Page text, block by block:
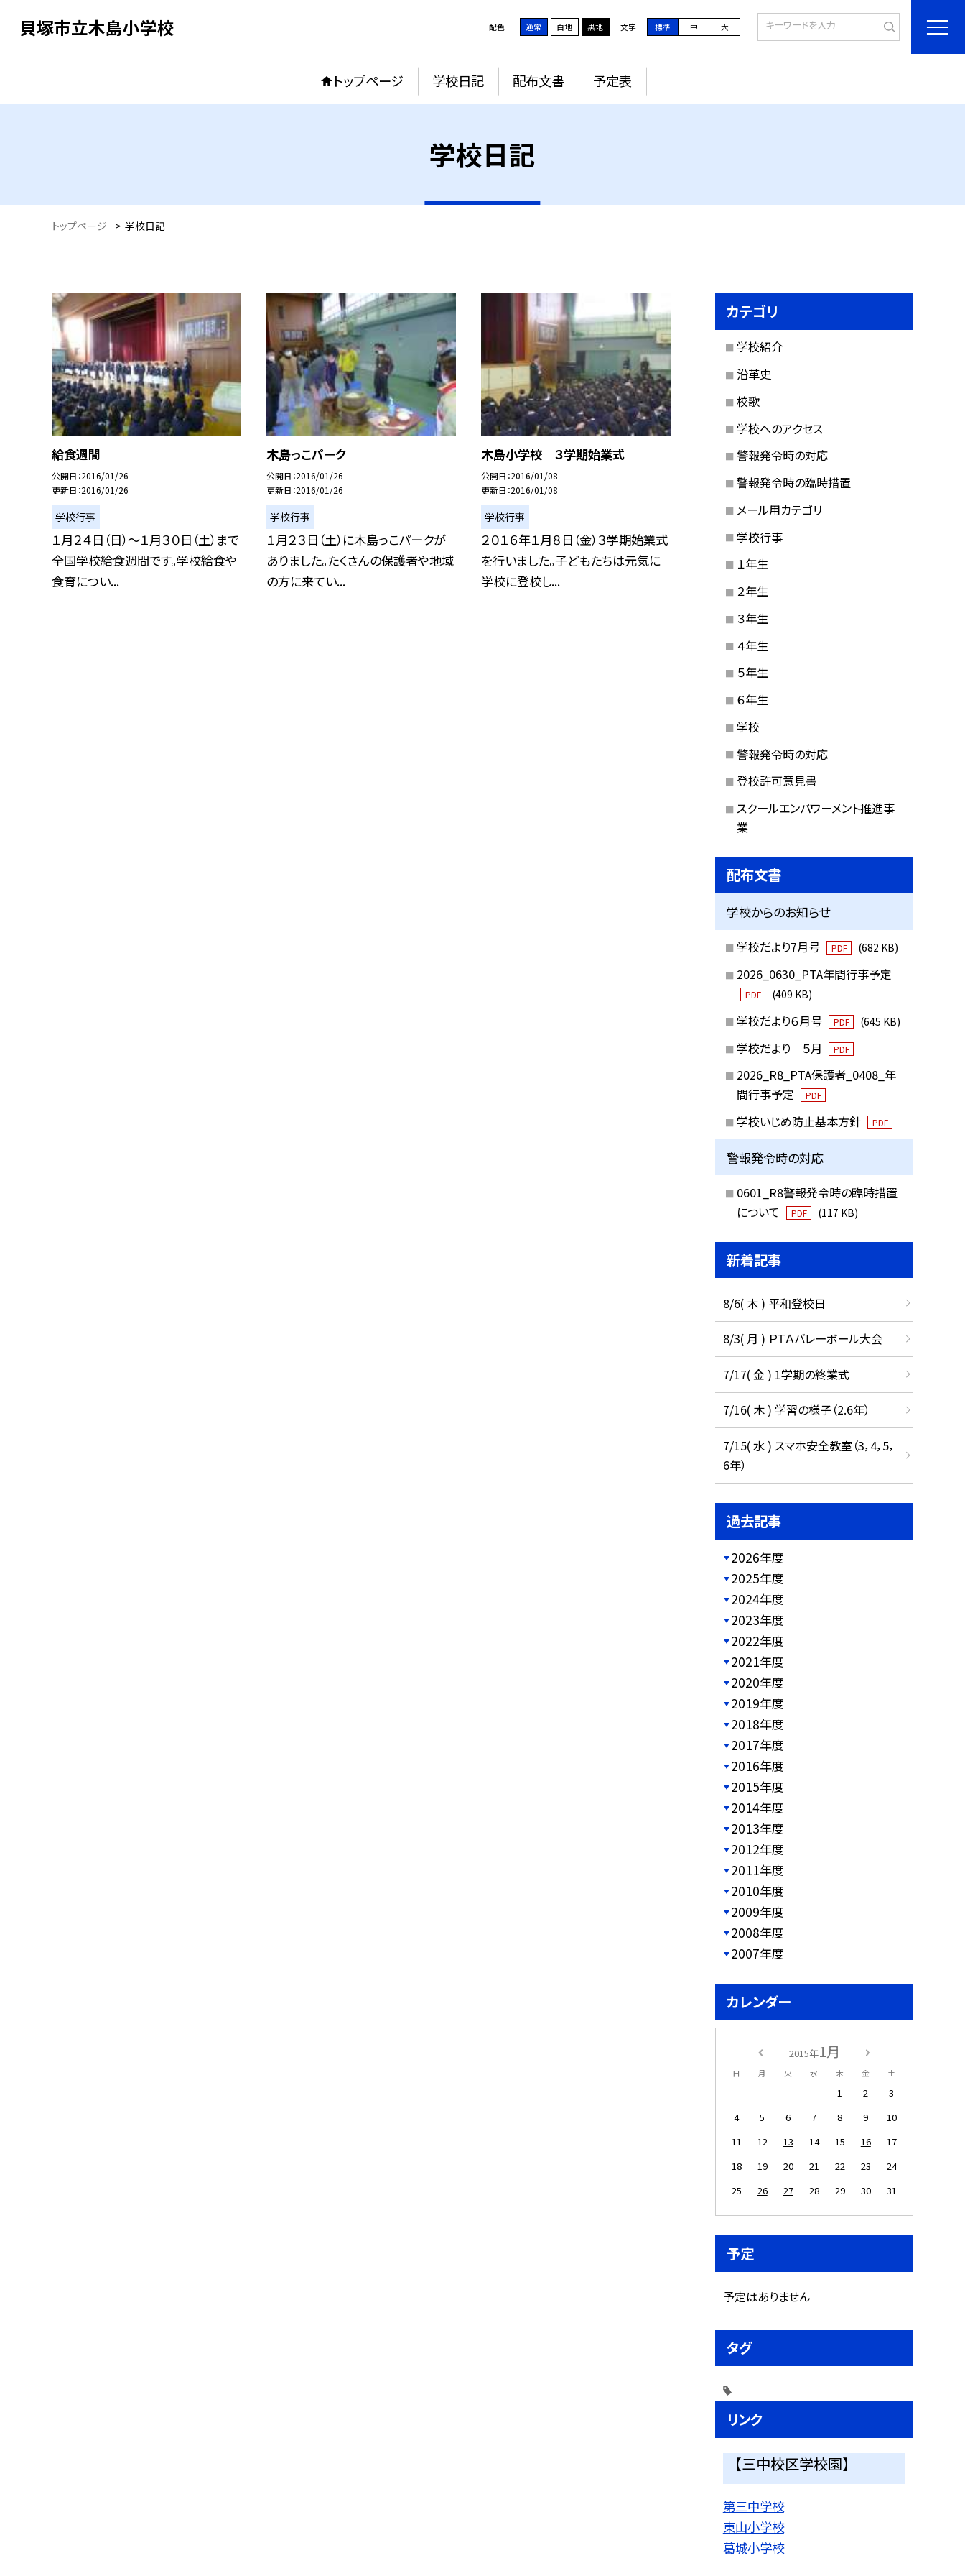
貝塚市立木島小学校 配色 通常 白地 黒地 文字 標準 中 大
トップページ 学校日記 配布文書 予定表
学校日記
トップページ > 学校日記
給食週間
公開日 2016/01/26
更新日 2016/01/26
学校行事
１月２４日（日）〜１月３０日（土）まで
全国学校給食週間です。学校給食や
食育につい...
木島っこパーク
公開日 2016/01/26
更新日 2016/01/26
学校行事
１月２３日（土）に木島っこパークが
ありました。たくさんの保護者や地域
の方に来てい...
木島小学校 ３学期始業式
公開日 2016/01/08
更新日 2016/01/08
学校行事
２０１６年１月８日（金）３学期始業式
を行いました。子どもたちは元気に
学校に登校し...
カテゴリ
学校紹介
沿革史
校歌
学校へのアクセス
警報発令時の対応
警報発令時の臨時措置
メール用カテゴリ
学校行事
１年生
２年生
３年生
４年生
５年生
６年生
学校
警報発令時の対応
登校許可意見書
スクールエンパワーメント推進事
業
配布文書
学校からのお知らせ
学校だより7月号 PDF (682 KB)
2026_0630_PTA年間行事予定
PDF (409 KB)
学校だより６月号 PDF (645 KB)
学校だより ５月 PDF
2026_R8_PTA保護者_0408_年
間行事予定
PDF
学校いじめ防止基本方針 PDF
警報発令時の対応
0601_R8警報発令時の臨時措置
について
PDF (117 KB)
新着記事
8/6( 木 ) 平和登校日
8/3( 月 ) ＰＴＡバレーボール大会
7/17( 金 ) 1学期の終業式
7/16( 木 ) 学習の様子（2.6年）
7/15( 水 ) スマホ安全教室（3，4，5，
6年）
過去記事
2026年度
2025年度
2024年度
2023年度
2022年度
2021年度
2020年度
2019年度
2018年度
2017年度
2016年度
2015年度
2014年度
2013年度
2012年度
2011年度
2010年度
2009年度
2008年度
2007年度
カレンダー
2015年1月
日 月 火 水 木 金 土
1 2
3
4
5 6 7 8 9
10
11
12 13 14 15 16
17
18
19 20 21 22 23
24
25
26 27 28 29 30 31
予定
予定はありません
タグ
リンク
【三中校区学校園】
第三中学校
東山小学校
葛城小学校